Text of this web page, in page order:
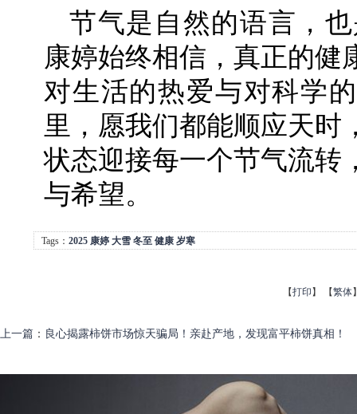
节气是自然的语言，
康婷始终相信，真正的健
对生活的热爱与对科学
里，愿我们都能顺应天时
状态迎接每一个节气流转
与希望。
Tags： 2025 康婷 大雪 冬至 健康 岁寒
【打印 】 【繁体
上一篇 ： 良心揭露柿饼市场惊天骗局！亲赴产地，发现富平柿饼真相！